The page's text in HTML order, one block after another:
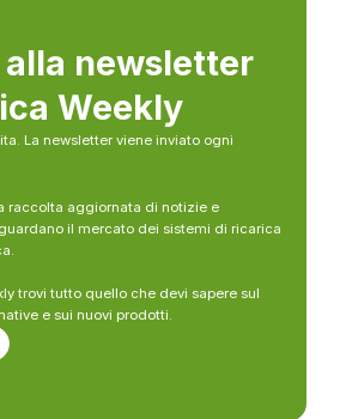
newsletter
Weekly
La newsletter viene inviato ogni
raccolta aggiornata di notizie e
il mercato dei sistemi di ricarica
trovi tutto quello che devi sapere sul
e sui nuovi prodotti.